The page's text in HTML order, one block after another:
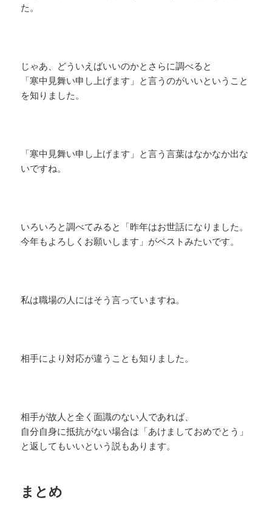
た。
じゃあ、どういえばいいのかとさらに調べると
「寒中見舞い申し上げます」と言うのがいいということ
を知りました。
「寒中見舞い申し上げます」と言う言葉はなかなか出な
いですね。
いろいろと調べてみると「昨年はお世話になりました。
今年もよろしくお願いします」がベストみたいです。
私は職場の人にはそう言っていますね。
相手により対応が違うことも知りました。
相手が故人と全く面識のない人であれば、
自分自身に抵抗がない場合は「あけましておめでとう」
と返してもいいという説もあります。
まとめ